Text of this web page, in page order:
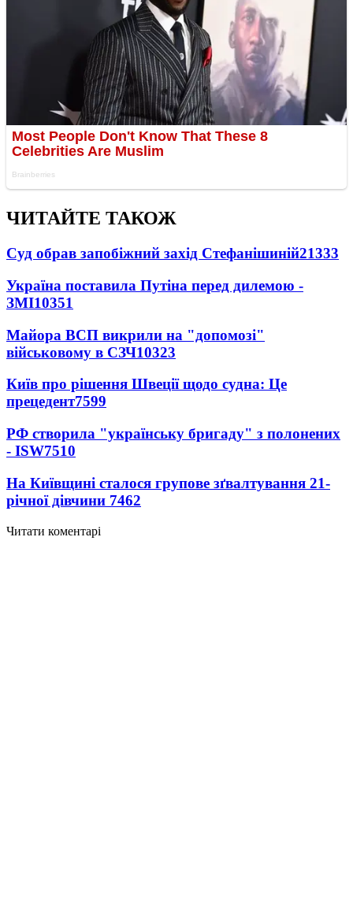
ЧИТАЙТЕ ТАКОЖ
Суд обрав запобіжний захід Стефанішиній21333
Україна поставила Путіна перед дилемою -
ЗМІ10351
Майора ВСП викрили на "допомозі"
військовому в СЗЧ10323
Київ про рішення Швеції щодо судна: Це
прецедент7599
РФ створила "українську бригаду" з полонених
- ISW7510
На Київщині сталося групове зґвалтування 21-
річної дівчини 7462
Читати коментарі